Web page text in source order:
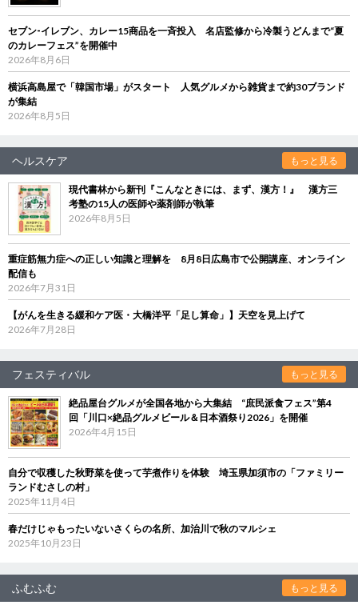
セブン‐イレブン、カレー15商品を一斉投入 名店監修から冷製うどんまで“夏
のカレーフェス”を開催中
2026年8月6日
横浜高島屋で「韓国市場」がスタート 人気グルメから雑貨まで約30ブランド
が集結
2026年8月5日
ヘルスケア もっと見る
現代書林から新刊『こんなときには、まず、漢方！』 漢方三
考塾の15人の医師や薬剤師が執筆
2026年8月5日
重症筋無力症への正しい知識と理解を 8月8日広島市で公開講座、オンライン
配信も
2026年7月31日
【がんを生きる緩和ケア医・大橋洋平「足し算命」】天空を見上げて
2026年7月28日
フェスティバル もっと見る
絶品屋台グルメが全国各地から大集結 “庶民派食フェス”第4
回「川口×絶品グルメビール＆日本酒祭り2026」を開催
2026年4月15日
自分で収穫した秋野菜を使って芋煮作りを体験 埼玉県加須市の「ファミリー
ランドむさしの村」
2025年11月4日
春だけじゃもったいないさくらの名所、加治川で秋のマルシェ
2025年10月23日
ふむふむ もっと見る